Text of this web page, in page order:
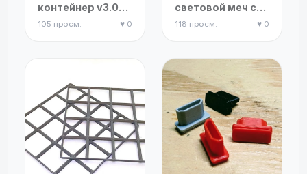
контейнер v3.0
(Штабелируемый,
105 просм. ♥ 0
световой меч с
фиксатором
118 просм. ♥ 0